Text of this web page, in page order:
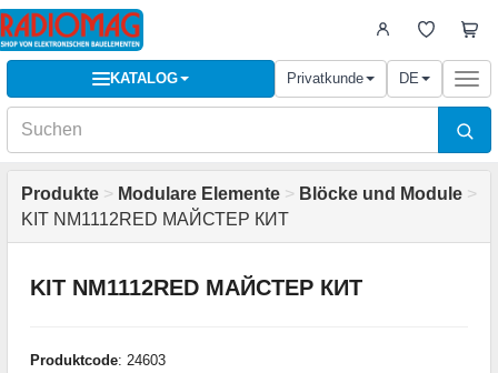
KATALOG Privatkunde DE
Produkte > Modulare Elemente > Blöcke und Module >
KIT NM1112RED МАЙСТЕР КИТ
KIT NM1112RED МАЙСТЕР КИТ
Produktcode: 24603